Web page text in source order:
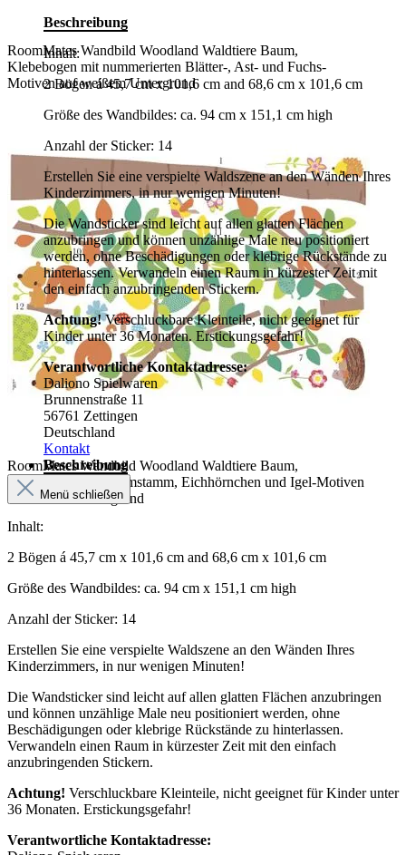
RoomMates Wandbild Woodland Waldtiere Baum,
Klebebogen mit nummerierten Blätter-, Ast- und Fuchs-
Motiven auf weißem Untergrund
RoomMates Wandbild Woodland Waldtiere Baum,
Klebebogen mit Baumstamm, Eichhörnchen und Igel-Motiven
auf weißem Untergrund
Beschreibung
Inhalt:
2 Bögen á 45,7 cm x 101,6 cm and 68,6 cm x 101,6 cm
Größe des Wandbildes: ca. 94 cm x 151,1 cm high
Anzahl der Sticker: 14
Erstellen Sie eine verspielte Waldszene an den Wänden Ihres
Kinderzimmers, in nur wenigen Minuten!
Die Wandsticker sind leicht auf allen glatten Flächen
anzubringen und können unzählige Male neu positioniert
werden, ohne Beschädigungen oder klebrige Rückstände zu
hinterlassen. Verwandeln einen Raum in kürzester Zeit mit
den einfach anzubringenden Stickern.
Achtung!Verschluckbare Kleinteile, nicht geeignet für
Kinder unter 36 Monaten. Erstickungsgefahr!
Verantwortliche Kontaktadresse:
Daliono Spielwaren
Brunnenstraße 11
56761 Zettingen
Deutschland
Kontakt
Beschreibung
Menü schließen
Inhalt:
2 Bögen á 45,7 cm x 101,6 cm and 68,6 cm x 101,6 cm
Größe des Wandbildes: ca. 94 cm x 151,1 cm high
Anzahl der Sticker: 14
Erstellen Sie eine verspielte Waldszene an den Wänden Ihres
Kinderzimmers, in nur wenigen Minuten!
Die Wandsticker sind leicht auf allen glatten Flächen anzubringen
und können unzählige Male neu positioniert werden, ohne
Beschädigungen oder klebrige Rückstände zu hinterlassen.
Verwandeln einen Raum in kürzester Zeit mit den einfach
anzubringenden Stickern.
Achtung! Verschluckbare Kleinteile, nicht geeignet für Kinder unter
36 Monaten. Erstickungsgefahr!
Verantwortliche Kontaktadresse: